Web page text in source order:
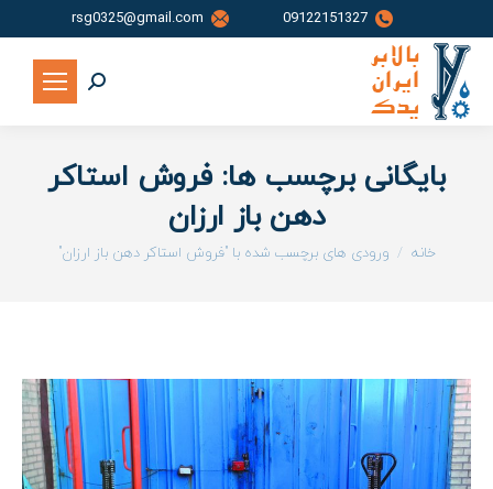
09122151327
rsg0325@gmail.com
جستجو:
بایگانی برچسب ها: فروش استاکر
دهن باز ارزان
شما اینجا هستید:
خانه ورودی های برچسب شده با "فروش استاکر دهن باز ارزان"